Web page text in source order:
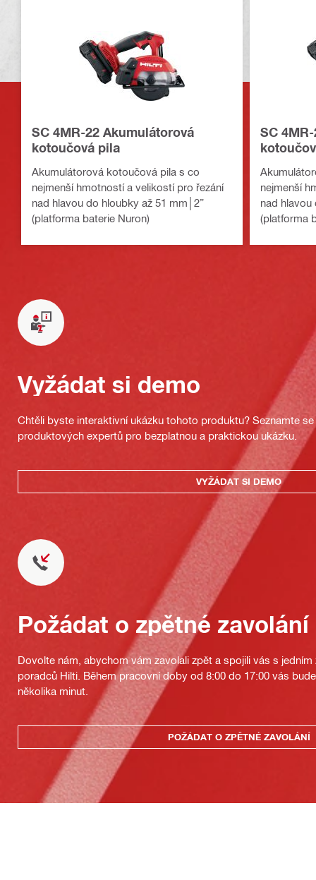
SC 4MR-22 Akumulátorová
kotoučová pila
Akumulátorová kotoučová pila s co
nejmenší hmotností a velikostí pro řezání
nad hlavou do hloubky až 51 mm│2”
(platforma baterie Nuron)
SC
nejmenší
nad hlavou
(platforma
Vyžádat si demo
Chtěli byste interaktivní ukázku tohoto produktu? Seznamte
produktových expertů pro bezplatnou a praktickou ukázku.
VYŽÁDAT SI DEMO
Požádat o zpětné zavolání
Dovolte nám, abychom vám zavolali zpět a spojili vás s
poradců Hilti. Během pracovní doby od 8:00 do 17:00 vás
několika minut.
POŽÁDAT O ZPĚTNÉ ZAVOLÁNÍ